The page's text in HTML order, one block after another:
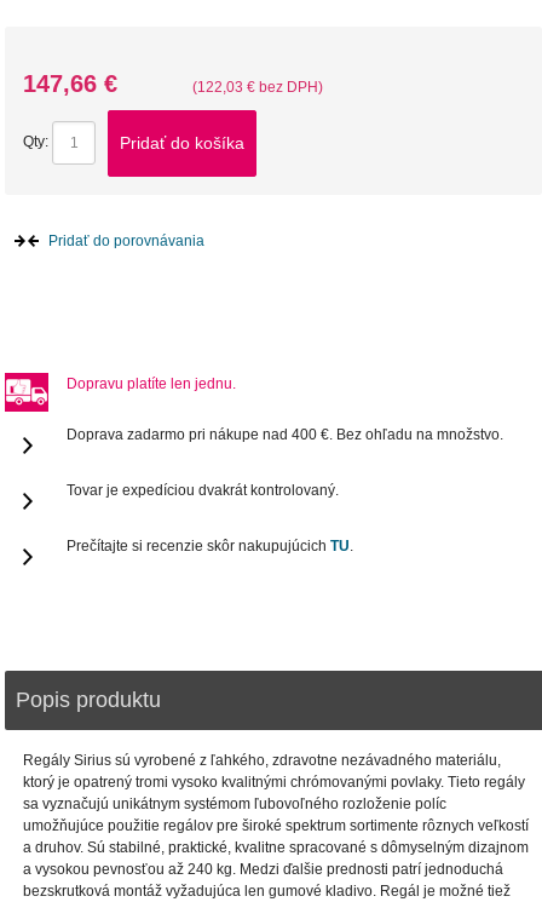
147,66 € (122,03 € bez DPH)
Qty: Pridať do košíka
Pridať do porovnávania
Dopravu platíte len jednu.
Doprava zadarmo pri nákupe nad 400 €. Bez ohľadu na množstvo.
Tovar je expedíciou dvakrát kontrolovaný.
Prečítajte si recenzie skôr nakupujúcichTU.
Popis produktu
Regály Sirius sú vyrobené z ľahkého, zdravotne nezávadného materiálu,
ktorý je opatrený tromi vysoko kvalitnými chrómovanými povlaky. Tieto regály
sa vyznačujú unikátnym systémom ľubovoľného rozloženie políc
umožňujúce použitie regálov pre široké spektrum sortimente rôznych veľkostí
a druhov. Sú stabilné, praktické, kvalitne spracované s dômyselným dizajnom
a vysokou pevnosťou až 240 kg. Medzi ďalšie prednosti patrí jednoduchá
bezskrutková montáž vyžadujúca len gumové kladivo. Regál je možné tiež